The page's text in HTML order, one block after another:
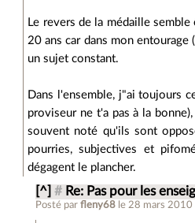
Le revers de la médaille
20 ans car dans mon entourage
un sujet constant.
Dans l'ensemble, j"ai toujours
proviseur ne t'a pas à la
souvent noté qu'ils sont
pourries, subjectives et
dégagent le plancher.
[^] # Re: Pas pour les
Posté parfleny68 le 28 mars 2010